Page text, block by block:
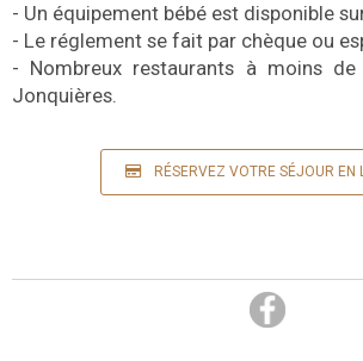
- Un équipement bébé est disponible
- Le réglement se fait par chèque ou
- Nombreux restaurants à moins
Jonquières.
RÉSERVEZ VOTRE SÉJOUR EN